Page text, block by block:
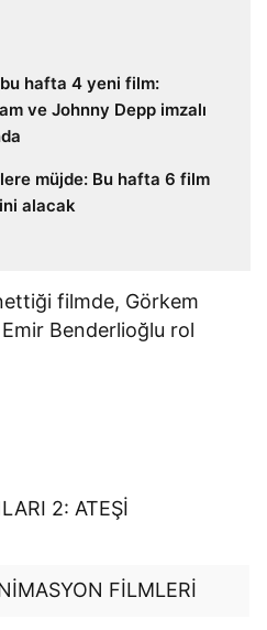
hafta 4 yeni film:
ve Johnny Depp imzalı
müjde: Bu hafta 6 film
alacak
filmde, Görkem
Benderlioğlu rol
2: ATEŞİ
FİLMLERİ